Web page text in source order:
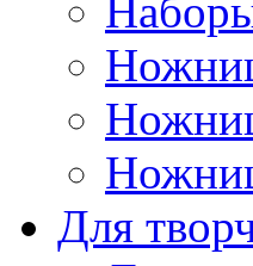
Для